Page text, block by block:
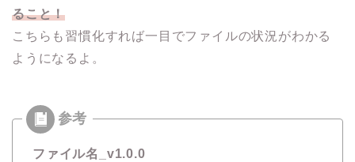
ること！
こちらも習慣化すれば一目でファイルの状況がわかる
ようになるよ。
ファイル名_v1.0.0